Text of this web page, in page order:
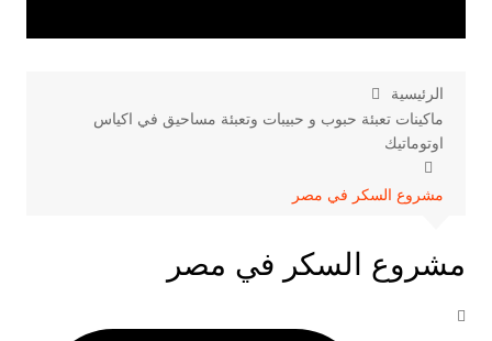
الرئيسية
ماكينات تعبئة حبوب و حبيبات وتعبئة مساحيق في اكياس
اوتوماتيك
مشروع السكر في مصر
مشروع السكر في مصر